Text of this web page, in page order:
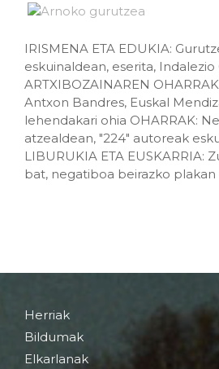
IRISMENA ETA EDUKIA:
eskuinaldean, eserita,
ARTXIBOZAINAREN
Antxon Bandres, Euskal
lehendakari ohia OHARRAK:
atzealdean, "224" autoreak
LIBURUKIA ETA EUSKARRIA:
bat, negatiboa beirazko plakan
Herriak
Bildumak
Elkarlanak